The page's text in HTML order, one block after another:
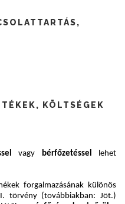
KÖLTSÉGEK